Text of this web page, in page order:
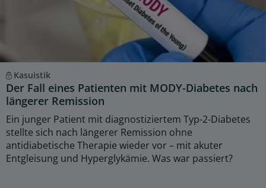
Kasuistik
Der Fall eines Patienten mit MODY-Diabetes nach
längerer Remission
Ein junger Patient mit diagnostiziertem Typ-2-Diabetes
stellte sich nach längerer Remission ohne
antidiabetische Therapie wieder vor – mit akuter
Entgleisung und Hyperglykämie. Was war passiert?